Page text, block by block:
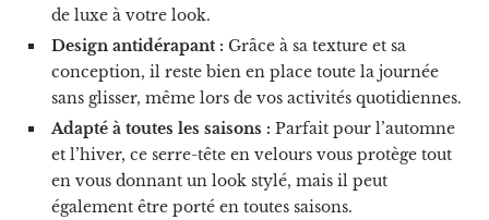
de luxe à votre look.
Design antidérapant : Grâce à sa texture et sa
conception, il reste bien en place toute la journée
sans glisser, même lors de vos activités quotidiennes.
Adapté à toutes les saisons : Parfait pour l’automne
et l’hiver, ce serre-tête en velours vous protège tout
en vous donnant un look stylé, mais il peut
également être porté en toutes saisons.